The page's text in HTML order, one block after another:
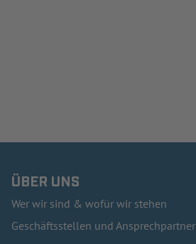
ÜBER UNS
Wer wir sind & wofür wir stehen
Geschäftsstellen und Ansprechpartner